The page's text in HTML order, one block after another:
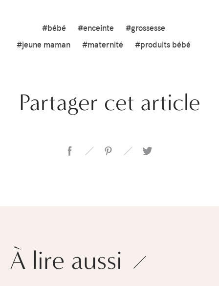
#bébé #enceinte
#grossesse
#jeune maman
#maternité #produits bébé
Partager cet article
À lire aussi